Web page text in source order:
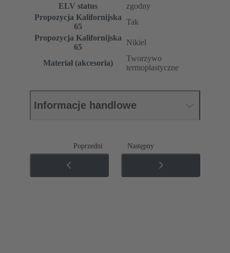
ELV status
zgodny
Propozycja Kalifornijska
65
Tak
Propozycja Kalifornijska
65
Nikiel
Materiał (akcesoria)
Tworzywo
termoplastyczne
Informacje handlowe
Poprzedni Następny